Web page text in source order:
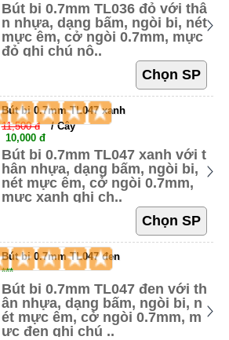
Bút bi 0.7mm TL036 đỏ với thâ
n nhựa, dạng bấm, ngòi bi, nét
mực êm, cở ngòi 0.7mm, mực
đỏ ghi chú nộ..
Bút bi 0.7mm TL047 xanh
11,500 đ
/ Cây
10,000 đ
Bút bi 0.7mm TL047 xanh với t
hân nhựa, dạng bấm, ngòi bi,
nét mực êm, cở ngòi 0.7mm,
mực xanh ghi ch..
Bút bi 0.7mm TL047 đen
***
Bút bi 0.7mm TL047 đen với th
ân nhựa, dạng bấm, ngòi bi, n
ét mực êm, cở ngòi 0.7mm, m
ực đen ghi chú ..